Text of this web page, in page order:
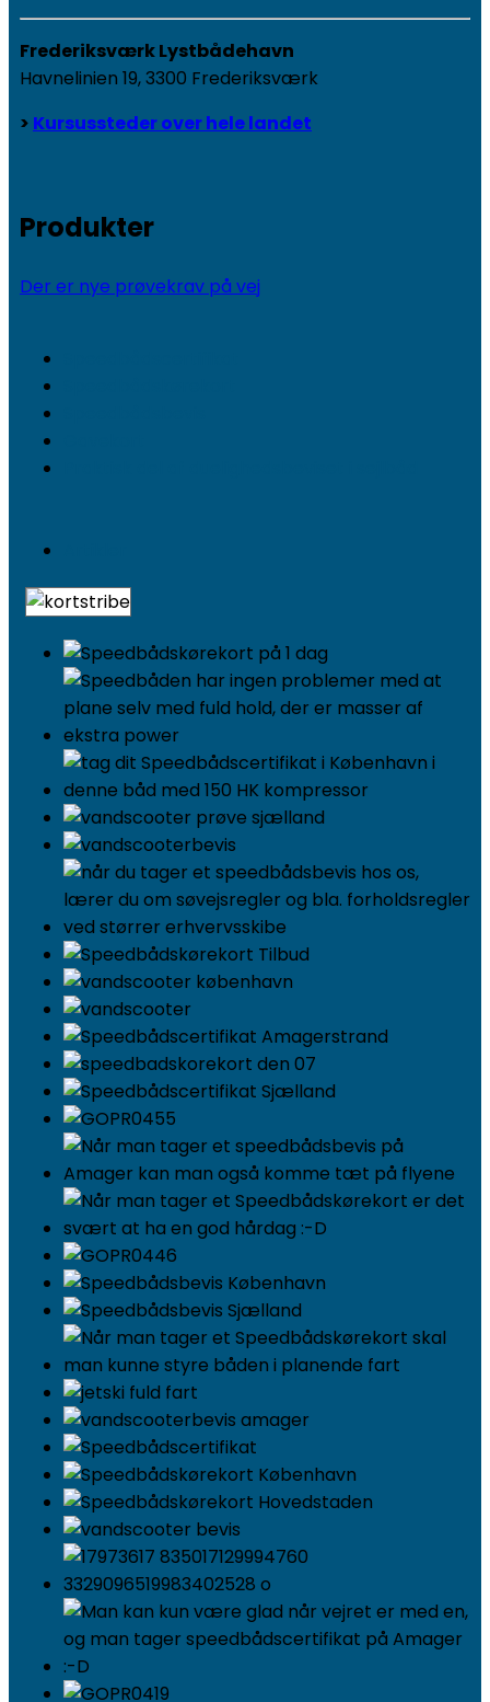
Frederiksværk Lystbådehavn
Havnelinien 19, 3300 Frederiksværk
> Kursussteder over hele landet
Produkter
Der er nye prøvekrav på vej